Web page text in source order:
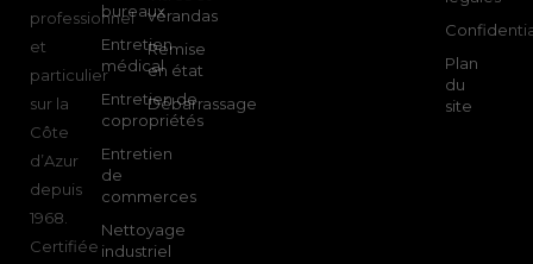
professionnel
et
particulier
sur la
Côte
d’Azur
depuis
1968.
Certifiée
bureaux
Entretien
médical
Entretien de
copropriétés
Entretien
de
commerces
Nettoyage
industriel
vérandas
Remise
en état
Débarrassage
Plan
du
site